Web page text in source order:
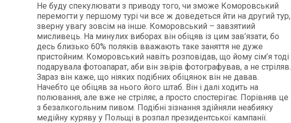
Не буду спекулювати з приводу того, чи зможе Коморовський
перемогти у першому турі чи все ж доведеться йти на другий тур,
зверну увагу зовсім на інше. Коморовський – завзятиий
мисливець. На минулих виборах він обіцяв із цим зав’язати, бо
десь близько 60% поляків вважають таке заняття не дуже
пристойним. Коморовський навіть розповідав, що йому сім’я тоді
подарувала фотоапарат, аби він звірів фотографував, а не стріляв.
Зараз він каже, що ніяких подібних обіцянок він не давав.
Начебто це обіцяв за нього його штаб. Він і далі ходить на
полювання, але вже не стріляє, а просто спостерігає. Порівняв це
з безалкогольним пивом. Подібні зізнання здійняли неабияку
медійну куряву у Польщі в розпал президентської кампанії.